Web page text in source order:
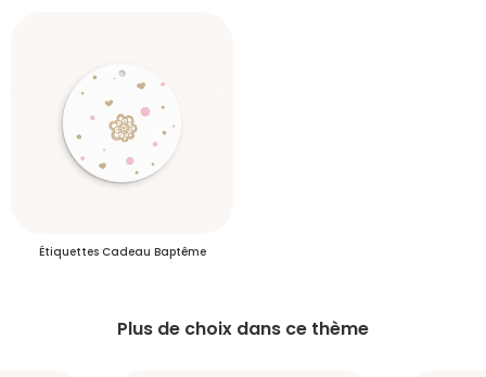
Étiquettes Cadeau Baptême
Plus de choix dans ce thème